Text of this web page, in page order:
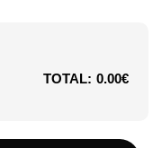
TOTAL: 0.00€